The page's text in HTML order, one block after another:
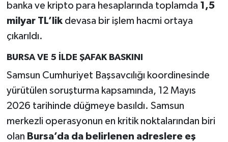
banka ve kripto para hesaplarında toplamda 1,5
milyar TL’likdevasa bir işlem hacmi ortaya
çıkarıldı.
BURSA VE 5 İLDE ŞAFAK BASKINI
Samsun Cumhuriyet Başsavcılığı koordinesinde
yürütülen soruşturma kapsamında, 12 Mayıs
2026 tarihinde düğmeye basıldı. Samsun
merkezli operasyonun en kritik noktalarından biri
olan Bursa’da da belirlenen adreslere eş